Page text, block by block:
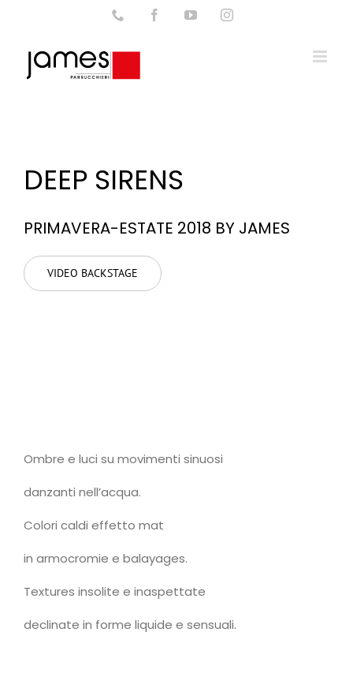
Phone FacebookYouTubeInstagram
DEEP SIRENS
PRIMAVERA-ESTATE 2018 BY JAMES
VIDEO BACKSTAGE
Ombre e luci su movimenti sinuosi
danzanti nell’acqua.
Colori caldi effetto mat
in armocromie e balayages.
Textures insolite e inaspettate
declinate in forme liquide e sensuali.